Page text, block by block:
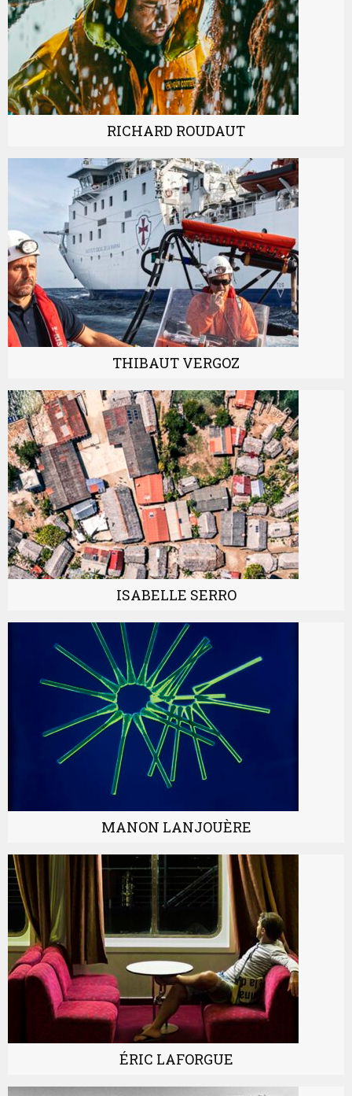
RICHARD ROUDAUT
THIBAUT VERGOZ
ISABELLE SERRO
MANON LANJOUÈRE
ÉRIC LAFORGUE